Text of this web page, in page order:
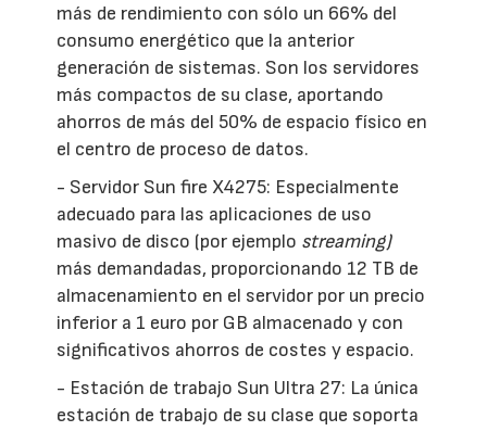
más de rendimiento con sólo un 66% del
consumo energético que la anterior
generación de sistemas. Son los servidores
más compactos de su clase, aportando
ahorros de más del 50% de espacio físico en
el centro de proceso de datos.
- Servidor Sun fire X4275: Especialmente
adecuado para las aplicaciones de uso
masivo de disco (por ejemplo streaming)
más demandadas, proporcionando 12 TB de
almacenamiento en el servidor por un precio
inferior a 1 euro por GB almacenado y con
significativos ahorros de costes y espacio.
- Estación de trabajo Sun Ultra 27: La única
estación de trabajo de su clase que soporta